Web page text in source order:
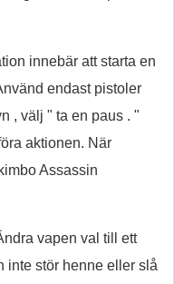
innebär att starta en
endast pistoler
, välj " ta en paus . "
aktionen. När
Assassin
vapen val till ett
inte stör henne eller slå